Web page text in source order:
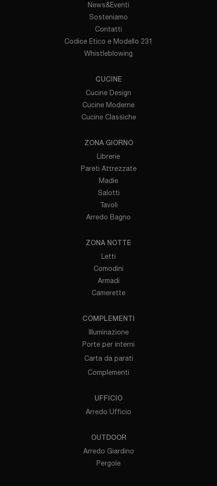
News&Eventi
Sosteniamo
Contatti
Codice Etico e Modello 231
Whistleblowing
CUCINE
Cucine Design
Cucine Moderne
Cucine Classiche
ZONA GIORNO
Librerie
Pareti Attrezzate
Madie
Salotti
Tavoli
Arredo Bagno
ZONA NOTTE
Letti
Comodini
Armadi
Camerette
COMPLEMENTI
Illuminazione
Porte per interni
Carta da parati
Complementi
UFFICIO
Arredo Ufficio
OUTDOOR
Arredo Giardino
Pergole